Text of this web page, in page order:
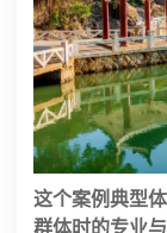
这个案例典型
群体时的专业